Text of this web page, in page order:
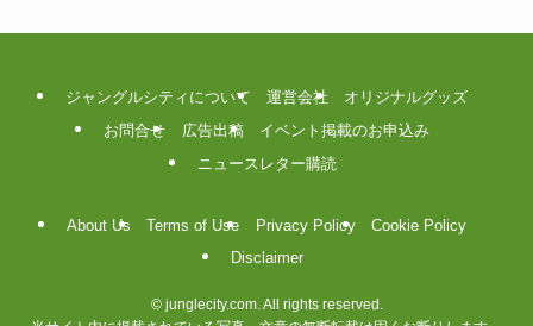
ジャングルシティについて 運営会社
オリジナルグッズ
お問合せ
広告出稿
イベント掲載のお申込み
ニュースレター購読
About Us Terms of Use Privacy Policy
Cookie Policy
Disclaimer
©junglecity.com. All rights reserved.